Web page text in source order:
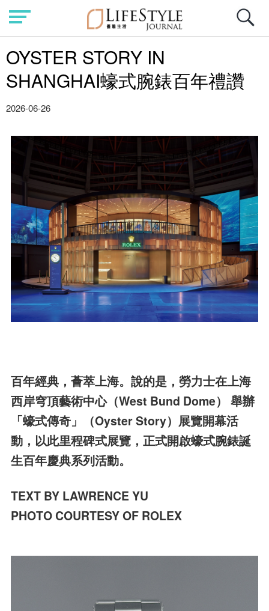
OYSTER STORY IN
SHANGHAI蠔式腕錶百年禮讚
2026-06-26
百年經典，薈萃上海。說的是，勞力士在上海
西岸穹頂藝術中心（West Bund Dome） 舉辦
「蠔式傳奇」（Oyster Story）展覽開幕活
動，以此里程碑式展覽，正式開啟蠔式腕錶誕
生百年慶典系列活動。
TEXT BY LAWRENCE YU
PHOTO COURTESY OF ROLEX